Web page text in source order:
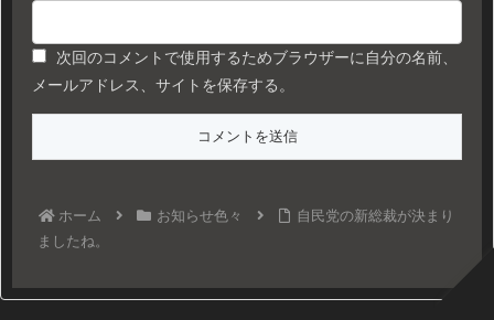
次回のコメントで使用するためブラウザーに自分の名前、
メールアドレス、サイトを保存する。
ホーム お知らせ色々
自民党の新総裁が決まり
ましたね。